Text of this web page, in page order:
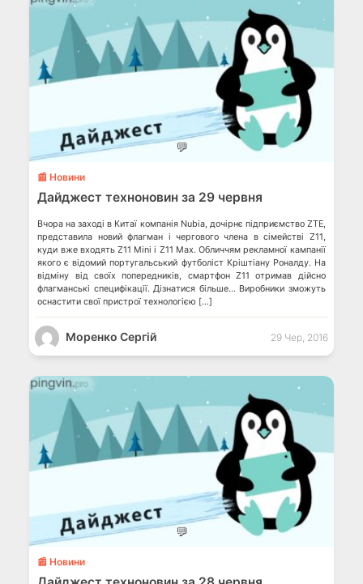
💬
📰 Новини
Дайджест техноновин за 29 червня
Вчора на заході в Китаї компанія Nubia, дочірнє підприємство ZTE,
представила новий флагман і чергового члена в сімействі Z11,
куди вже входять Z11 Mini і Z11 Max. Обличчям рекламної кампанії
якого є відомий португальський футболіст Кріштіану Роналду. На
відміну від своїх попередників, смартфон Z11 отримав дійсно
флагманські специфікації. Дізнатися більше… Виробники зможуть
оснастити свої пристрої технологією […]
Моренко Сергій 29 Чер, 2016
💬
📰 Новини